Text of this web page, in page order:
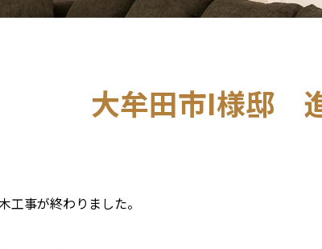
大牟田市I様邸
工事が終わりました。